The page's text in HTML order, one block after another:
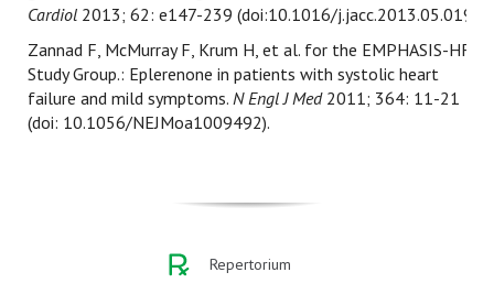
Cardiol 2013; 62: e147-239 (doi:10.1016/j.jacc.2013.05.019).
Zannad F, McMurray F, Krum H, et al. for the EMPHASIS-HF
Study Group.: Eplerenone in patients with systolic heart
failure and mild symptoms. N Engl J Med2011; 364: 11-21
(doi: 10.1056/NEJMoa1009492).
Repertorium